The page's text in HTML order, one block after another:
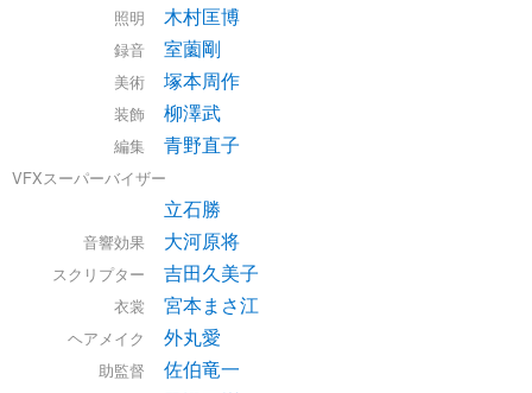
照明 木村匡博
録音 室薗剛
美術 塚本周作
装飾 柳澤武
編集 青野直子
VFXスーパーバイザー
立石勝
音響効果 大河原将
スクリプター 吉田久美子
衣裳 宮本まさ江
ヘアメイク 外丸愛
助監督 佐伯竜一